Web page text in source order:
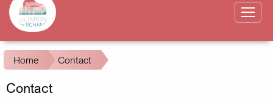
inhoud
gaan
navigation
Kruimelpad
Home Contact
Contact